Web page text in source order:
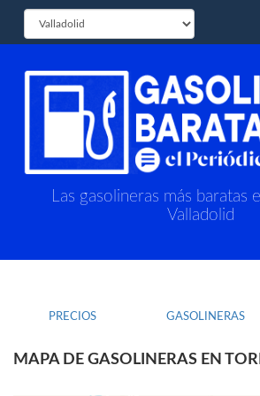
Las gasolineras más baratas
Valladolid
PRECIOS GASOLINERAS
MAPA DE GASOLINERAS EN